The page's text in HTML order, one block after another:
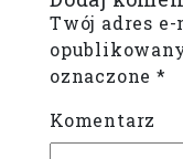
Twój adres
oznaczone*
Komentarz